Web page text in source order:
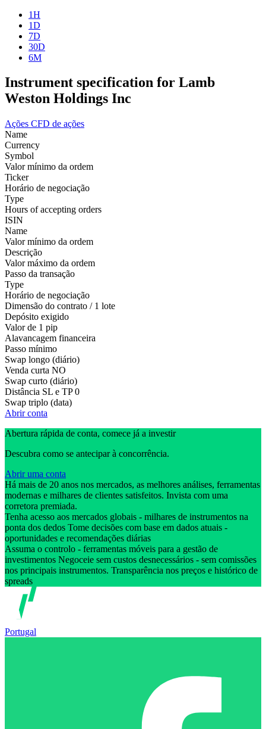
1H
1D
7D
30D
6M
Instrument specification for Lamb
Weston Holdings Inc
Ações CFD de ações
Name
Currency
Symbol
Valor mínimo da ordem
Ticker
Horário de negociação
Type
Hours of accepting orders
ISIN
Name
Valor mínimo da ordem
Descrição
Valor máximo da ordem
Passo da transação
Type
Horário de negociação
Dimensão do contrato / 1 lote
Depósito exigido
Valor de 1 pip
Alavancagem financeira
Passo mínimo
Swap longo (diário)
Venda curta NO
Swap curto (diário)
Distância SL e TP 0
Swap triplo (data)
Abrir conta
Abertura rápida de conta, comece já a investir
Descubra como se antecipar à concorrência.
Abrir uma conta
Há mais de 20 anos nos mercados, as melhores análises, ferramentas
modernas e milhares de clientes satisfeitos. Invista com uma
corretora premiada.
Tenha acesso aos mercados globais - milhares de instrumentos na
ponta dos dedos Tome decisões com base em dados atuais -
oportunidades e recomendações diárias
Assuma o controlo - ferramentas móveis para a gestão de
investimentos Negoceie sem custos desnecessários - sem comissões
nos principais instrumentos. Transparência nos preços e histórico de
spreads
Portugal